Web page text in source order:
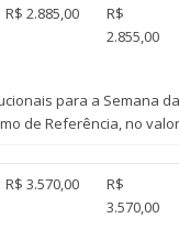
R$ 2.885,00
R$
2.855,00
para a Semana
de Referência, no valor
R$ 3.570,00
R$
3.570,00